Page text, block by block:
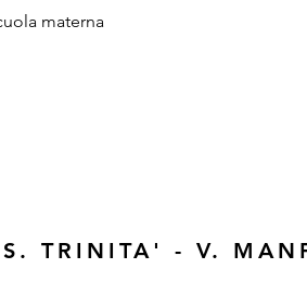
materna
TRINITA' - V.